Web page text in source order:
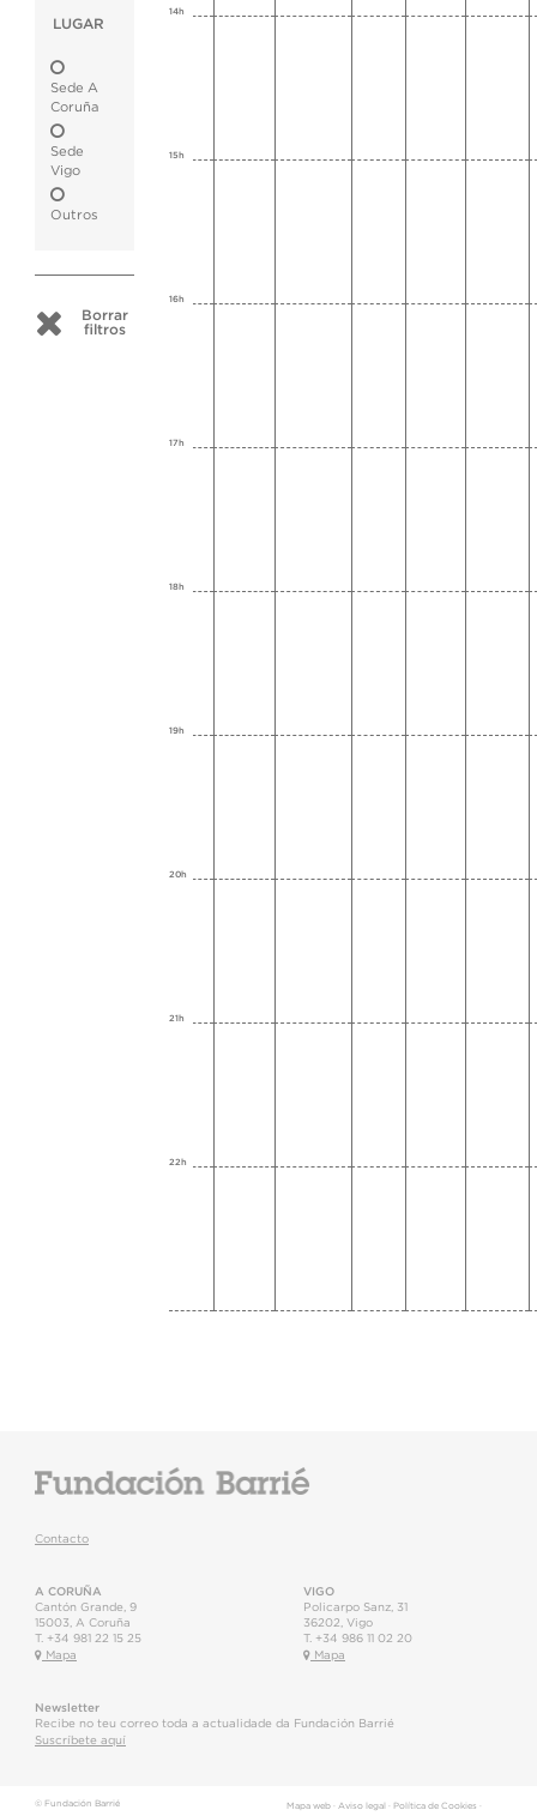
LUGAR
Sede A
Coruña
Sede
Vigo
Outros
Borrar
filtros
14h
15h
16h
17h
18h
19h
20h
21h
22h
Contacto
A CORUÑA
Cantón Grande, 9
15003
A Coruña
T. +34 981 22 15 25
Mapa
VIGO
Policarpo Sanz, 31
36202 Vigo
T. +34 986 11 02 20
Mapa
Newsletter
Recibe no teu correo toda a actualidade da Fundación Barrié
Suscríbete aquí
© Fundación Barrié Mapa web· Aviso legal · Política de Cookies ·